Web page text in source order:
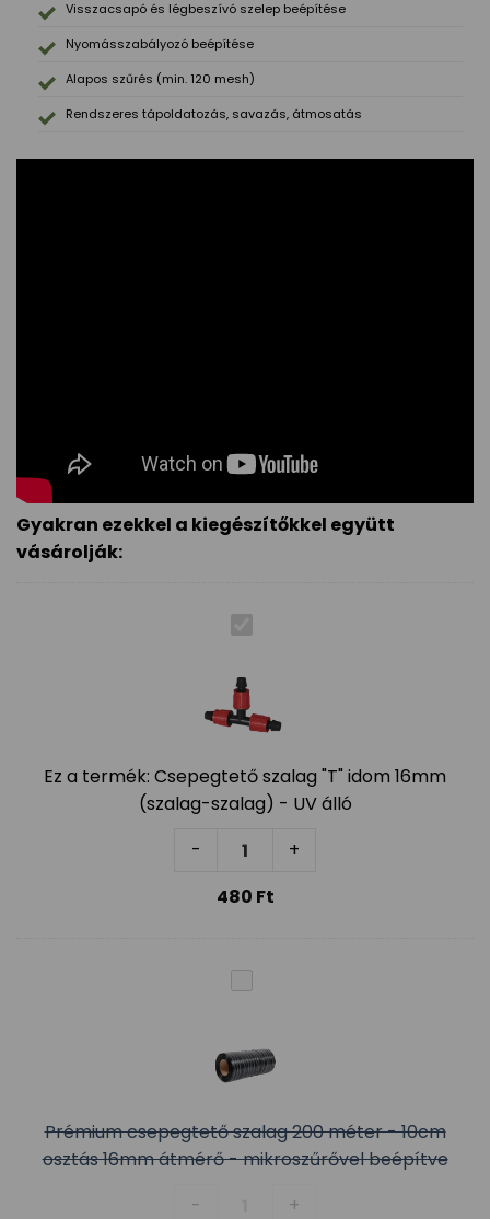
Visszacsapó és légbeszívó szelep beépítése
Nyomásszabályozó beépítése
Alapos szűrés (min. 120 mesh)
Rendszeres tápoldatozás, savazás, átmosatás
Gyakran ezekkel a kiegészítőkkel együtt
vásárolják:
Ez a termék: Csepegtető szalag "T" idom 16mm
(szalag-szalag) - UV álló
-
Csepegtető szalag "T" idom
+
480 Ft
Prémium csepegtető szalag 200 méter - 10cm
osztás 16mm átmérő - mikroszűrővel beépítve
-
Prémium csepegtető szalag
+